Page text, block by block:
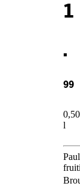
1
.
99
0,50
l